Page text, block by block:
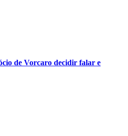
de Vorcaro decidir falar e